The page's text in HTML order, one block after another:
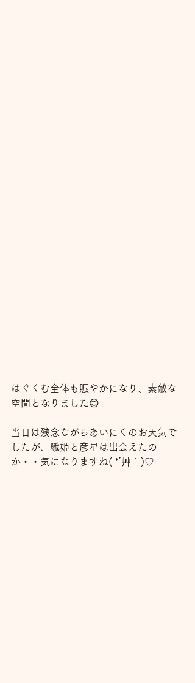
はぐくむ全体も賑やかになり、素敵な
空間となりました😊
当日は残念ながらあいにくのお天気で
したが、織姫と彦星は出会えたの
か・・気になりますね( *´艸｀)♡